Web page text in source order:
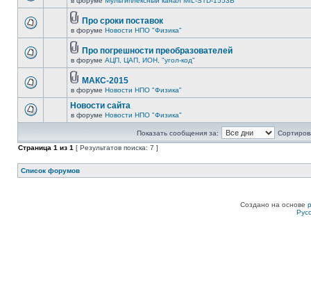
Про сроки поставок
в форуме Новости НПО "Физика"
Про погрешности преобразователей
в форуме АЦП, ЦАП, ИОН, "угол-код"
МАКС-2015
в форуме Новости НПО "Физика"
Новости сайта
в форуме Новости НПО "Физика"
Показать сообщения за:
Страница 1 из 1 [ Результатов поиска: 7 ]
Список форумов
Создано на основе